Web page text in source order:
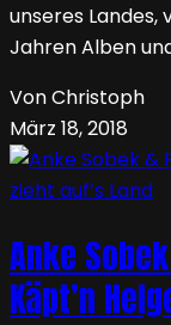
unseres
Jahren Alben
Von Christoph
März 18, 2018
Anke
Käpt’n